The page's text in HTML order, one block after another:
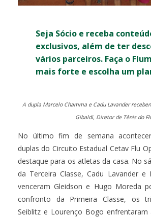
Seja Sócio e receba
exclusivos, além de ter
vários parceiros. Faça o
mais forte e escolha um
A dupla Marcelo Chamma e Cadu Lavander
Gibaldi, Diretor de Tênis do
No último fim de semana
duplas do Circuito Estadual Cetav Flu
destaque para os atletas da casa. No
da Terceira Classe, Cadu Lavander e
venceram Gleidson e Hugo Moreda
confronto da Primeira Classe, os
Seiblitz e Lourenço Bogo